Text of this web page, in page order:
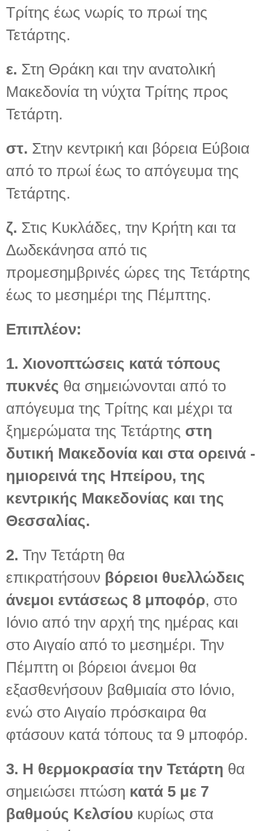
Τρίτης έως νωρίς το πρωί της
Τετάρτης.
ε. Στη Θράκη και την ανατολική
Μακεδονία τη νύχτα Τρίτης προς
Τετάρτη.
στ. Στην κεντρική και βόρεια Εύβοια
από το πρωί έως το απόγευμα της
Τετάρτης.
ζ. Στις Κυκλάδες, την Κρήτη και τα
Δωδεκάνησα από τις
προμεσημβρινές ώρες της Τετάρτης
έως το μεσημέρι της Πέμπτης.
Επιπλέον:
1. Χιονοπτώσεις κατά τόπους
πυκνές θα σημειώνονται από το
απόγευμα της Τρίτης και μέχρι τα
ξημερώματα της Τετάρτης στη
δυτική Μακεδονία και στα ορεινά -
ημιορεινά της Ηπείρου, της
κεντρικής Μακεδονίας και της
Θεσσαλίας.
2. Την Τετάρτη θα
επικρατήσουν βόρειοι θυελλώδεις
άνεμοι εντάσεως 8 μποφόρ, στο
Ιόνιο από την αρχή της ημέρας και
στο Αιγαίο από το μεσημέρι. Την
Πέμπτη οι βόρειοι άνεμοι θα
εξασθενήσουν βαθμιαία στο Ιόνιο,
ενώ στο Αιγαίο πρόσκαιρα θα
φτάσουν κατά τόπους τα 9 μποφόρ.
3. Η θερμοκρασία την Τετάρτη θα
σημειώσει πτώση κατά 5 με 7
βαθμούς Κελσίου κυρίως στα